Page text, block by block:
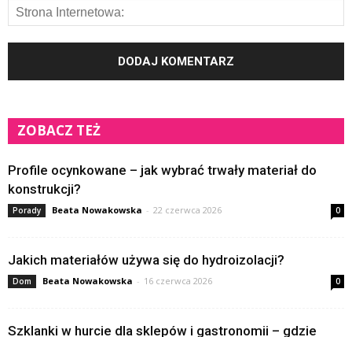
ZOBACZ TEŻ
Profile ocynkowane – jak wybrać trwały materiał do
konstrukcji?
Porady Beata Nowakowska - 22 czerwca 2026 0
Jakich materiałów używa się do hydroizolacji?
Dom Beata Nowakowska - 16 czerwca 2026 0
Szklanki w hurcie dla sklepów i gastronomii – gdzie